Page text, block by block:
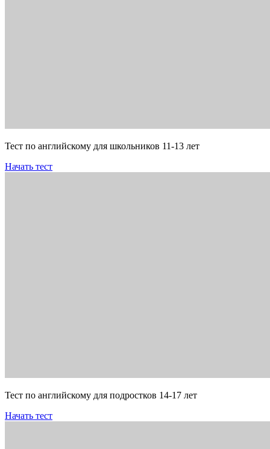
Тест по английскому для школьников 11-13 лет
Начать тест
Тест по английскому для подростков 14-17 лет
Начать тест